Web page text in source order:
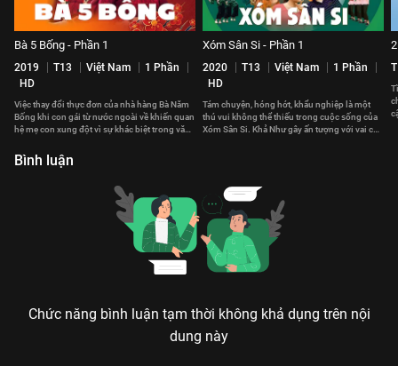
Bà 5 Bống - Phần 1
2019 T13 Việt Nam
1 Phần
HD
Việc thay đổi thực đơn của nhà hàng Bà Năm
Bống khi con gái từ nước ngoài về khiến quan
hệ mẹ con xung đột vì sự khác biệt trong văn
Xóm Sân Si - Phần 1
2020 T13 Việt Nam
1 Phần
HD
Tám chuyện, hóng hớt, khẩu nghiệp là một
thú vui không thể thiếu trong cuộc sống của
Xóm Sân Si. Khả Như gây ấn tượng với vai chị
Bình luận
Chức năng bình luận tạm thời không khả dụng trên nội
dung này